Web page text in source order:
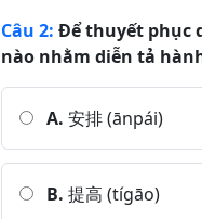
Câu 2: Để thuyết phục
nào nhằm diễn tả
A. 安排 (ānpái)
B. 提高 (tígāo)